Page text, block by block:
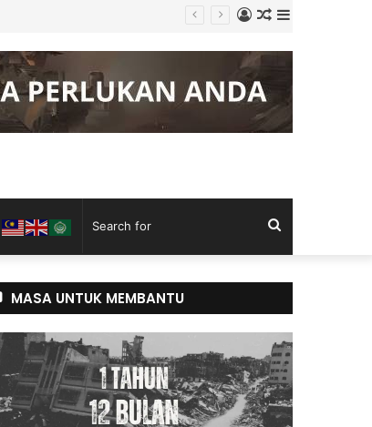
Random
Article
Log
In
for
Switch
skin
MASA UNTUK MEMBANTU